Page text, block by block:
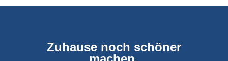
Zuhause noch schöner